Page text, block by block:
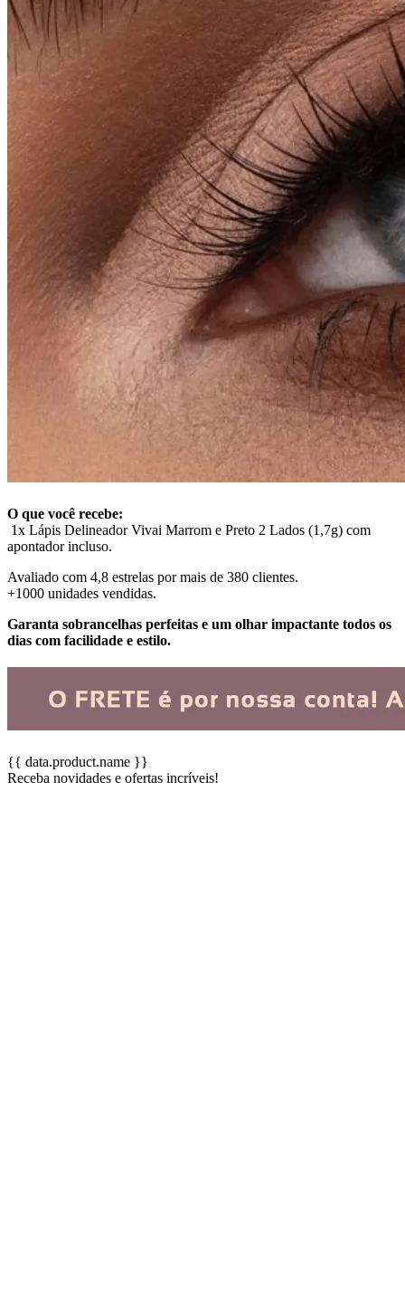
O que você recebe:
1x Lápis Delineador Vivai Marrom e Preto 2 Lados (1,7g) com
apontador incluso.
Avaliado com 4,8 estrelas por mais de 380 clientes.
+1000 unidades vendidas.
Garanta sobrancelhas perfeitas e um olhar impactante todos os
dias com facilidade e estilo.
{{ data.product.name }}
Receba novidades e ofertas incríveis!